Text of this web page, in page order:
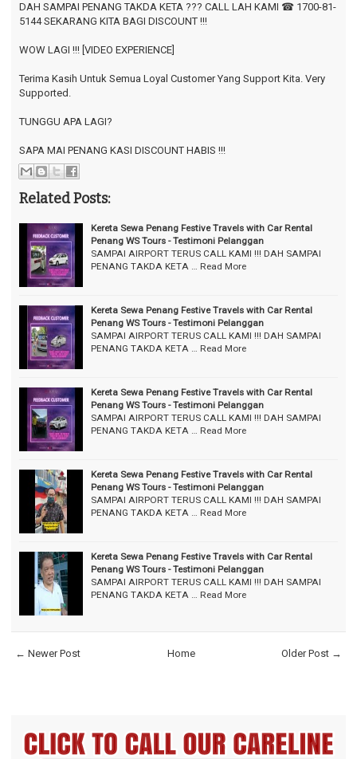
DAH SAMPAI PENANG TAKDA KETA ??? CALL LAH KAMI ☎ 1700-81-
5144 SEKARANG KITA BAGI DISCOUNT !!!
WOW LAGI !!! [VIDEO EXPERIENCE]
Terima Kasih Untuk Semua Loyal Customer Yang Support Kita. Very
Supported.
TUNGGU APA LAGI?
SAPA MAI PENANG KASI DISCOUNT HABIS !!!
Related Posts:
Kereta Sewa Penang Festive Travels with Car Rental
Penang WS Tours - Testimoni Pelanggan
SAMPAI AIRPORT TERUS CALL KAMI !!! DAH SAMPAI
PENANG TAKDA KETA …
Read More
Kereta Sewa Penang Festive Travels with Car Rental
Penang WS Tours - Testimoni Pelanggan
SAMPAI AIRPORT TERUS CALL KAMI !!! DAH SAMPAI
PENANG TAKDA KETA …
Read More
Kereta Sewa Penang Festive Travels with Car Rental
Penang WS Tours - Testimoni Pelanggan
SAMPAI AIRPORT TERUS CALL KAMI !!! DAH SAMPAI
PENANG TAKDA KETA …
Read More
Kereta Sewa Penang Festive Travels with Car Rental
Penang WS Tours - Testimoni Pelanggan
SAMPAI AIRPORT TERUS CALL KAMI !!! DAH SAMPAI
PENANG TAKDA KETA …
Read More
Kereta Sewa Penang Festive Travels with Car Rental
Penang WS Tours - Testimoni Pelanggan
SAMPAI AIRPORT TERUS CALL KAMI !!! DAH SAMPAI
PENANG TAKDA KETA …
Read More
← Newer Post Older Post →
Home